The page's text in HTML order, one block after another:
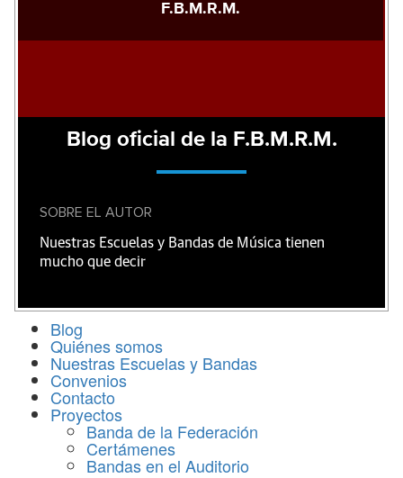
F.B.M.R.M.
Blog oficial de la F.B.M.R.M.
SOBRE EL AUTOR
Nuestras Escuelas y Bandas de Música tienen
mucho que decir
Blog
Quiénes somos
Nuestras Escuelas y Bandas
Convenios
Contacto
Proyectos
Banda de la Federación
Certámenes
Bandas en el Auditorio